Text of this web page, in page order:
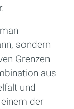
sondern
Grenzen
aus
und
der